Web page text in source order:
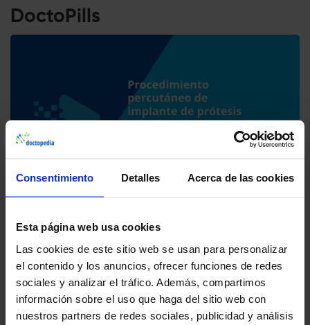
Consentimiento Detalles Acerca de las cookies
Esta página web usa cookies
Las cookies de este sitio web se usan para personalizar
el contenido y los anuncios, ofrecer funciones de redes
sociales y analizar el tráfico. Además, compartimos
información sobre el uso que haga del sitio web con
nuestros partners de redes sociales, publicidad y análisis
DoctoPills
Dr. Javier Zueco Gil
implante de prótesis valvular aórtica
115 lecturas